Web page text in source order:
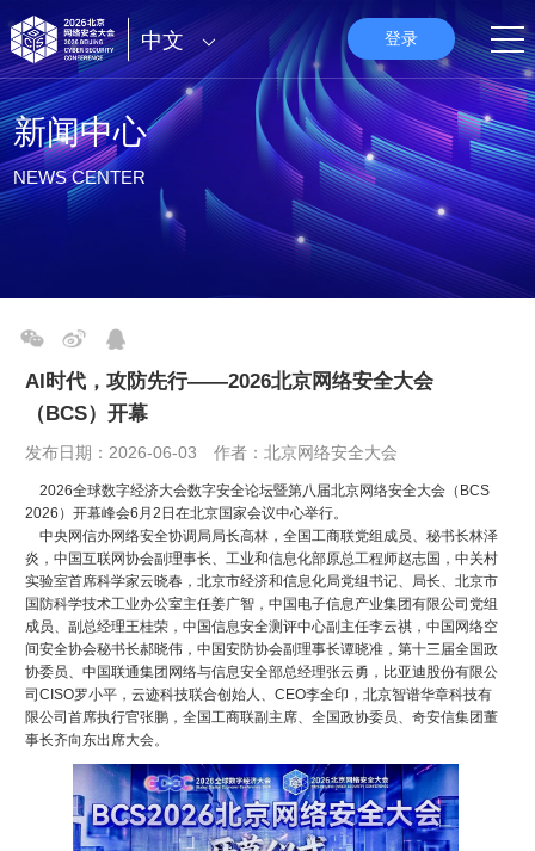
中文 登录
新闻中心
NEWS CENTER
AI时代，攻防先行——2026北京网络安全大会
（BCS）开幕
发布日期：2026-06-03 作者：北京网络安全大会
2026全球数字经济大会数字安全论坛暨第八届北京网络安全大会（BCS
2026）开幕峰会6月2日在北京国家会议中心举行。
中央网信办网络安全协调局局长高林，全国工商联党组成员、秘书长林泽
炎，中国互联网协会副理事长、工业和信息化部原总工程师赵志国，中关村
实验室首席科学家云晓春，北京市经济和信息化局党组书记、局长、北京市
国防科学技术工业办公室主任姜广智，中国电子信息产业集团有限公司党组
成员、副总经理王桂荣，中国信息安全测评中心副主任李云祺，中国网络空
间安全协会秘书长郝晓伟，中国安防协会副理事长谭晓准，第十三届全国政
协委员、中国联通集团网络与信息安全部总经理张云勇，比亚迪股份有限公
司CISO罗小平，云迹科技联合创始人、CEO李全印，北京智谱华章科技有
限公司首席执行官张鹏，全国工商联副主席、全国政协委员、奇安信集团董
事长齐向东出席大会。